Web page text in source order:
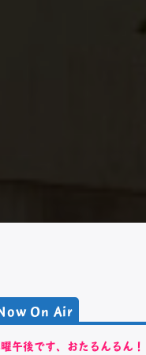
On Air
午後です、おたるんるん！